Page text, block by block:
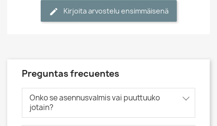
Kirjoita arvostelu ensimmäisenä
Preguntas frecuentes
Onko se asennusvalmis vai puuttuuko
jotain?